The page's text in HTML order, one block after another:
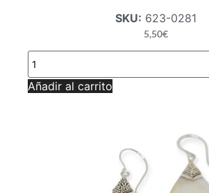
SKU: 623-0281
5,50€
PENDIENTE
EN
NACAR
AG
Añadir al carrito